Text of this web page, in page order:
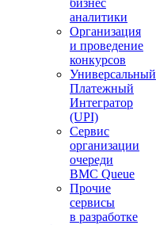
бизнес
аналитики
Организация
и проведение
конкурсов
Универсальный
Платежный
Интегратор
(UPI)
Сервис
организации
очереди
BMC Queue
Прочие
сервисы
в разработке